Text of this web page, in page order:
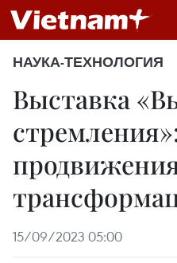
НАУКА-ТЕХНОЛОГИЯ
Выставка
15/09/2023 05:00